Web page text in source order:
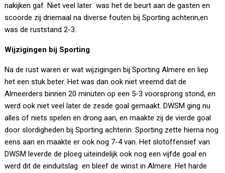
nakijken gaf. Niet veel later was het de beurt aan de gasten en
scoorde zij driemaal na diverse fouten bij Sporting achterin,en
was de ruststand 2-3.
Wijzigingen bij Sporting
Na de rust waren er wat wijzigingen bij Sporting Almere en liep
het een stuk beter. Het was dan ook niet vreemd dat de
Almeerders binnen 20 minuten op een 5-3 voorsprong stond, en
werd ook niet veel later de zesde goal gemaakt. DWSM ging nu
alles of niets spelen en drong aan, en maakte zij de vierde goal
door slordigheden bij Sporting achterin. Sporting zette hierna nog
eens aan en maakte er ook nog 7-4 van. Het slotoffensief van
DWSM leverde de ploeg uiteindelijk ook nog een vijfde goal en
werd dit de einduitslag en bleef de winst in Almere. Het harde